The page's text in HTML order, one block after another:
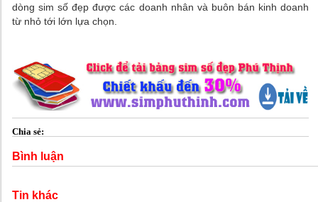
dòng sim số đẹp được các doanh nhân và buôn bán kinh doanh
từ nhỏ tới lớn lựa chọn.
Chia sẻ:
Bình luận
Tin khác